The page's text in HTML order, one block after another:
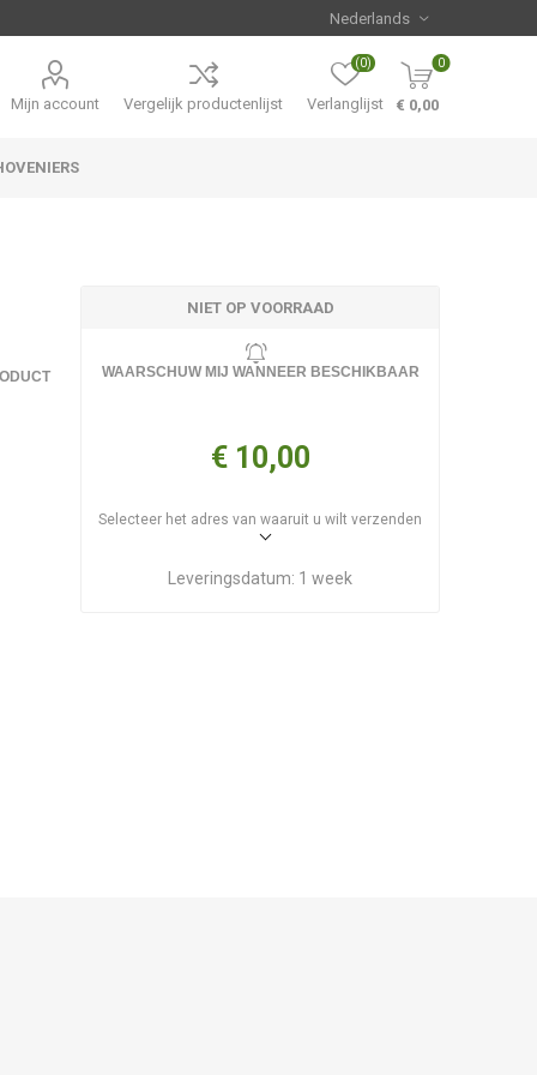
Mijn account Vergelijk productenlijst Verlanglijst
(0) 0
€ 0,00
NIET OP VOORRAAD
WAARSCHUW MIJ WANNEER BESCHIKBAAR
€ 10,00
Selecteer het adres van waaruit u wilt verzenden
Leveringsdatum: 1 week